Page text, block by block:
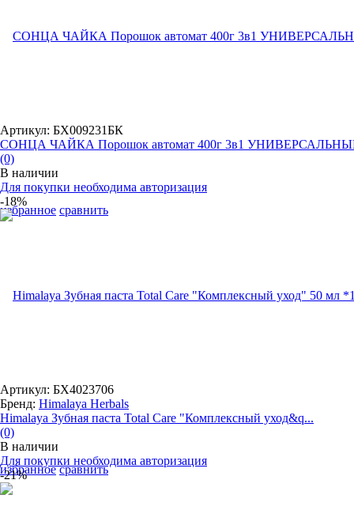
избранное сравнить
Артикул: БХ009231БК
СОНЦА ЧАЙКА Порошок автомат 400г 3в1
(0)
В наличии
Для покупки необходима авторизация
-18%
избранное сравнить
Артикул: БХ4023706
Бренд: Himalaya Herbals
Himalaya Зубная паста Total Care "Комплексный уход&q...
(0)
В наличии
Для покупки необходима авторизация
-21%